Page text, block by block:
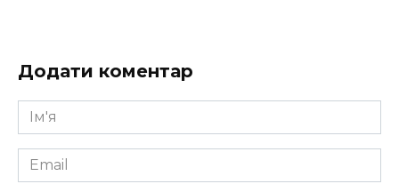
Додати коментар
Ім'я
*
Email
*